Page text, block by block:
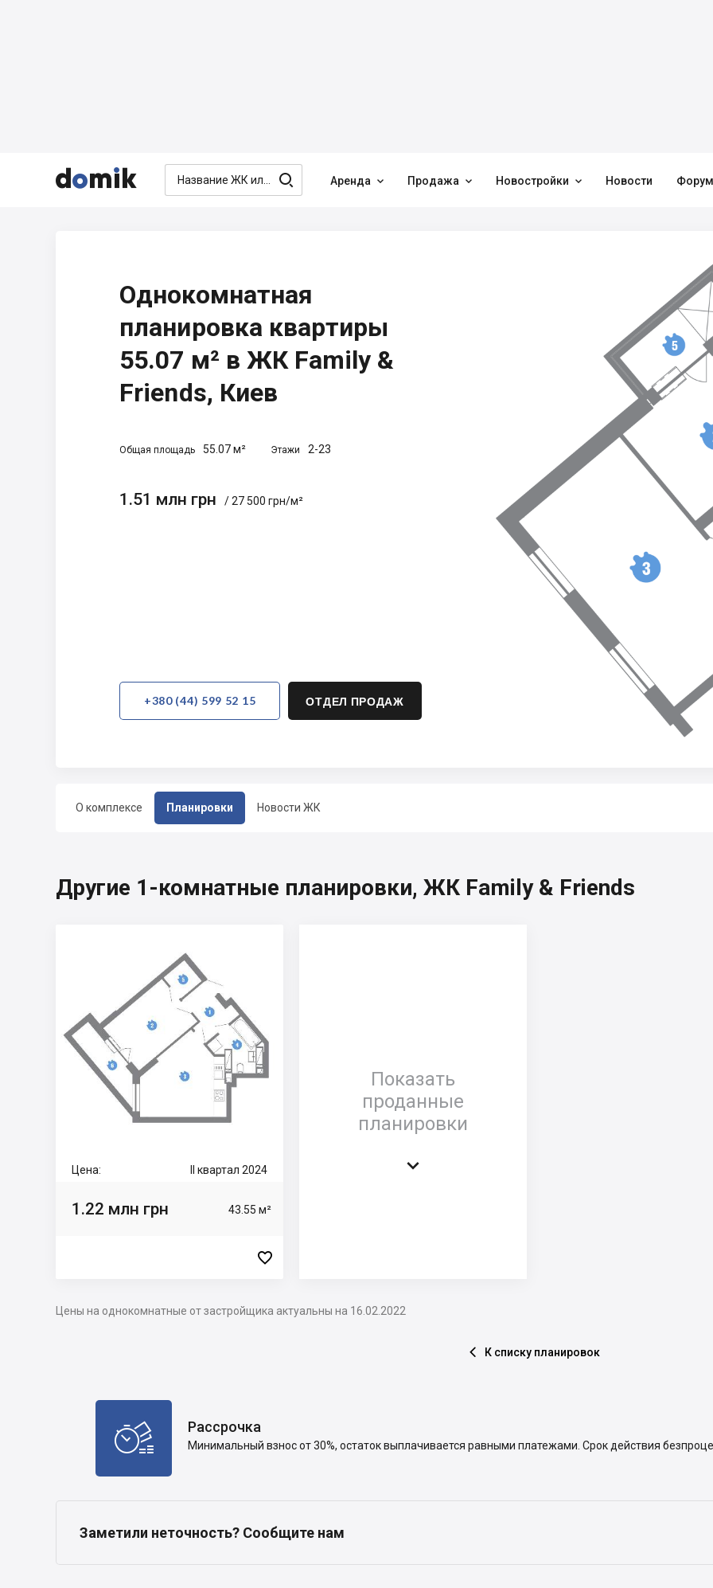


  Аренда  Продажа  Новостройки  Новости Форум
О комплексе Планировки Новости ЖК
Однокомнатная
планировка квартиры
55.07 м² в ЖК Family &
Friends, Киев
Общая площадь 55.07 м² Этажи 2-23
1.51 млн грн / 27 500 грн/м²
+380 (44) 599 52 15 ОТДЕЛ ПРОДАЖ
Другие 1-комнатные планировки, ЖК Family & Friends
Цена: II квартал 2024
1.22 млн грн 43.55 м²

Показать
проданные
планировки

Цены на однокомнатные от застройщика актуальны на 16.02.2022
 К списку планировок
 Рассрочка
Минимальный взнос от 30%, остаток выплачивается равными платежами. Срок действия
Заметили неточность? Сообщите нам